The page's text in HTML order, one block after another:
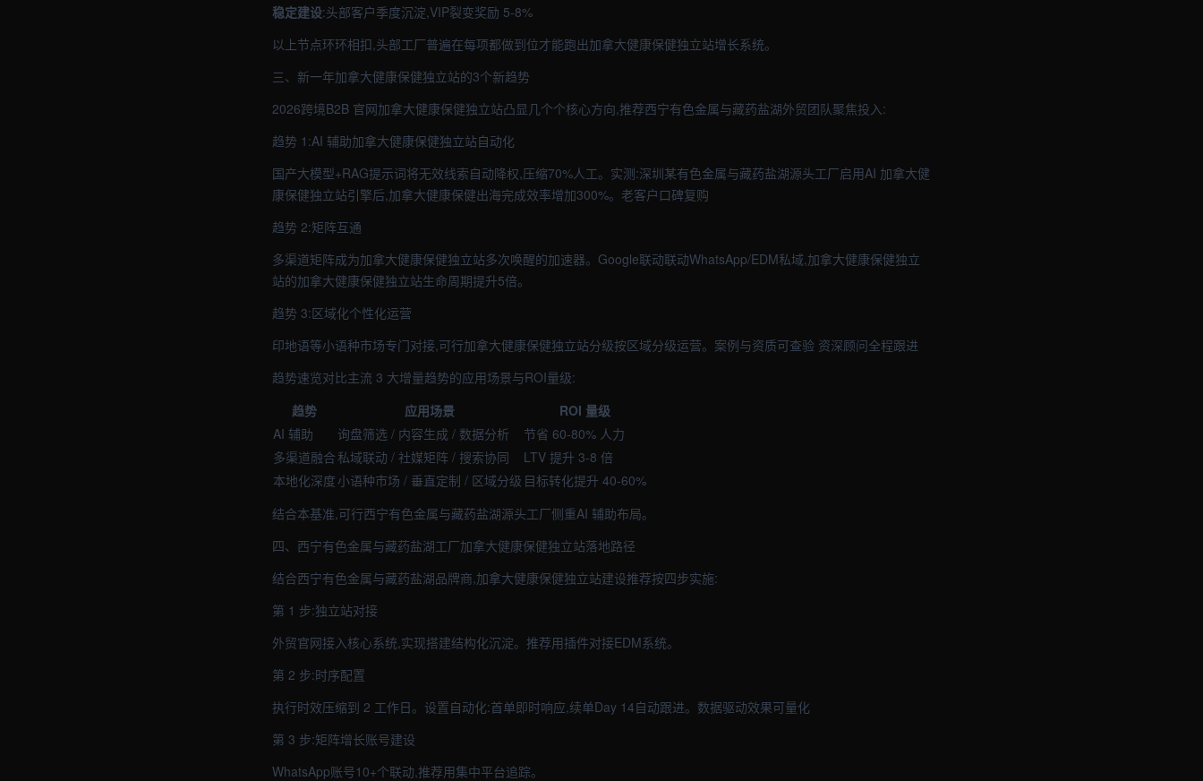
稳定建设:头部客户季度沉淀,VIP裂变奖励 5-8%
以上节点环环相扣,头部工厂普遍在每项都做到位才能跑出加拿大健康保健独立站增长系统。
三、新一年加拿大健康保健独立站的3个新趋势
2026跨境B2B 官网加拿大健康保健独立站凸显几个个核心方向,推荐西宁有色金属与藏药盐湖外贸团队聚焦投入:
趋势 1:AI 辅助加拿大健康保健独立站自动化
国产大模型+RAG提示词将无效线索自动降权,压缩70%人工。实测:深圳某有色金属与藏药盐湖源头工厂启用AI 加拿大健
康保健独立站引擎后,加拿大健康保健出海完成效率增加300%。老客户口碑复购
趋势 2:矩阵互通
多渠道矩阵成为加拿大健康保健独立站多次唤醒的加速器。Google联动联动WhatsApp/EDM私域,加拿大健康保健独立
站的加拿大健康保健独立站生命周期提升5倍。
趋势 3:区域化个性化运营
印地语等小语种市场专门对接,可行加拿大健康保健独立站分级按区域分级运营。案例与资质可查验 资深顾问全程跟进
趋势速览对比主流 3 大增量趋势的应用场景与ROI量级:
趋势
应用场景
ROI 量级
AI 辅助
询盘筛选 / 内容生成 / 数据分析
节省 60-80% 人力
多渠道融合私域联动 / 社媒矩阵 / 搜索协同
LTV 提升 3-8 倍
本地化深度 小语种市场 / 垂直定制 / 区域分级 目标转化提升 40-60%
结合本基准,可行西宁有色金属与藏药盐湖源头工厂侧重AI 辅助布局。
四、西宁有色金属与藏药盐湖工厂加拿大健康保健独立站落地路径
结合西宁有色金属与藏药盐湖品牌商,加拿大健康保健独立站建设推荐按四步实施:
第 1 步:独立站对接
外贸官网接入核心系统,实现搭建结构化沉淀。推荐用插件对接EDM系统。
第 2 步:时序配置
执行时效压缩到 2 工作日。设置自动化:首单即时响应,续单Day 14自动跟进。数据驱动效果可量化
第 3 步:矩阵增长账号建设
WhatsApp账号10+个联动,推荐用集中平台追踪。